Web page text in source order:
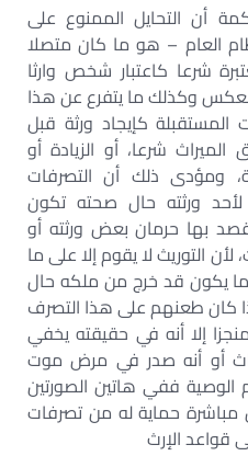
أن التحايل الممنوع على
العام – هو ما كان متصلا
شرعا كاعتبار شخص وارثا
وكذلك ما يتفرع عن هذا
المستقبلة كإيجاد ورثة قبل
شرعا، أو الزيادة أو
ومؤدى ذلك أن التصرفات
لأحد ورثته حال صحته تكون
بها حرمان بعض ورثته أو
التوريث لا يقوم إلا على ما
يكون قد خرج من ملكه حال
كان طعنهم على هذا التصرف
إلا أنه في حقيقته يخفي
أو أنه صدر في مرض موت
ففي هاتين الصورتين
مباشرة حماية له من تصرفات
قواعد الإرث